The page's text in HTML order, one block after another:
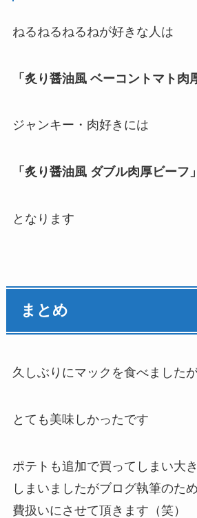
ねるねるねるねが好きな人は
「炙り醤油風 ベーコントマト肉
ジャンキー・肉好きには
「炙り醤油風 ダブル肉厚ビーフ」
となります
まとめ
久しぶりにマックを食べました
とても美味しかったです
ポテトも追加で買ってしまい大
しまいましたがブログ執筆のた
費扱いにさせて頂きます（笑）